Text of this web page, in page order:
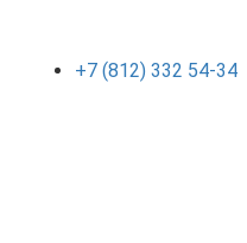
+7 (812) 332 54-34